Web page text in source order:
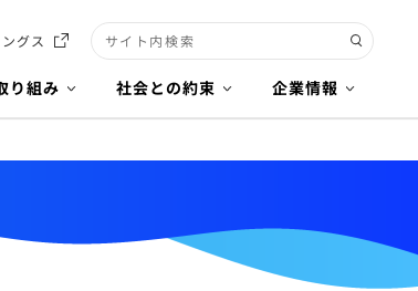
グス
検索キーワード入力
り組み 社会との約束 企業情報